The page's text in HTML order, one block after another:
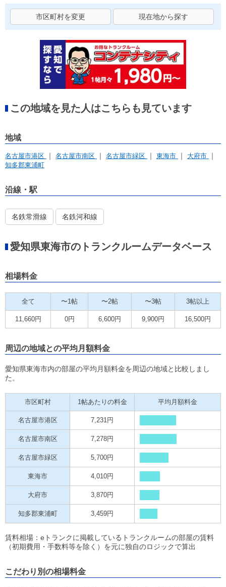
市区町村を変更 現在地から探す
この地域を見た人はこちらも見ています
地域
名古屋市港区 名古屋市南区 名古屋市緑区 東海市
大府市
知多郡東浦町
沿線・駅
名鉄常滑線 名鉄河和線
愛知県東海市のトランクルームデータベース
相場料金
全て 〜1帖 〜2帖 〜3帖 3帖以上
11,660円 0円 6,600円 9,900円 16,500円
周辺の地域との平均月額料金
愛知県東海市内の部屋の平均月額料金を周辺の地域と比較しまし
た。
市区町村 1帖あたりの料金 平均月額料金
名古屋市港区 7,231円
名古屋市南区 7,278円
名古屋市緑区 5,700円
東海市 4,010円
大府市 3,870円
知多郡東浦町 3,459円
賃料相場：eトランクに掲載しているトランクルームの部屋の賃料
（初期費用・手数料等を除く）を元に独自のロジックで算出
こだわり別の相場料金